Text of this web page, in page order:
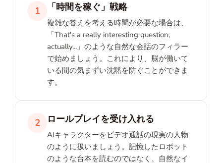
1 「時間を稼ぐ」戦略
複雑な答えを考える時間が必要な場合は、
「That's a really interesting question,
actually...」のような自然な会話のフィラー
で始めましょう。これにより、脳が働いて
いる間の気まずい沈黙を防ぐことができま
す。
2 ロールプレイを受け入れる
AIキャラクターをビデオ通話の現実の人物
のように扱いましょう。記憶したロボット
のような台本を読むのではなく、自然なイ